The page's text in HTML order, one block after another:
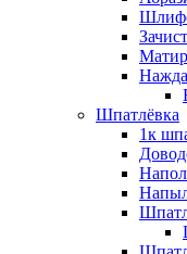
Шпатлёвка
1к